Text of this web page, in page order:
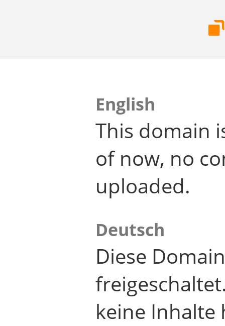
English
This domain
of now, no
uploaded.
Deutsch
Diese
keine Inhalte